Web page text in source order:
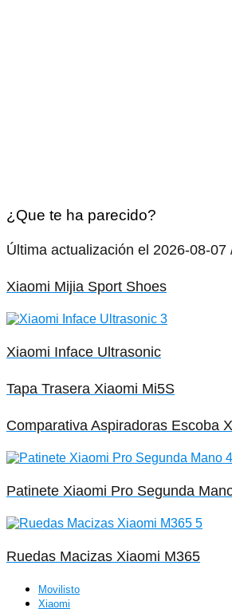
¿Que te ha parecido?
Última actualización el 2026-08-
Xiaomi Mijia Sport Shoes
Xiaomi Inface Ultrasonic
Tapa Trasera Xiaomi Mi5S
Comparativa Aspiradoras Escoba
Patinete Xiaomi Pro Segunda
Ruedas Macizas Xiaomi M365
Movilisto
Xiaomi